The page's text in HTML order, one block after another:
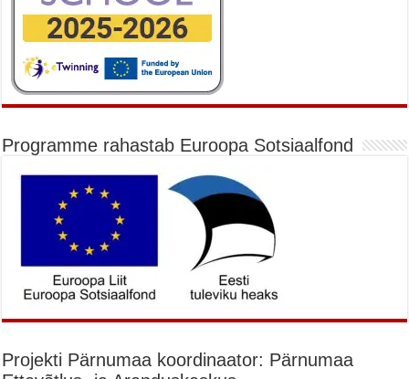
Programme rahastab Euroopa Sotsiaalfond
Projekti Pärnumaa koordinaator: Pärnumaa